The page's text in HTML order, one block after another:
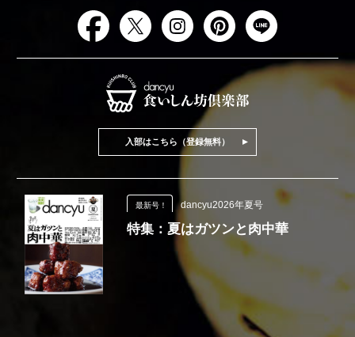
入部はこちら（登録無料）
最新号！ dancyu2026年夏号
特集：夏はガツンと肉中華